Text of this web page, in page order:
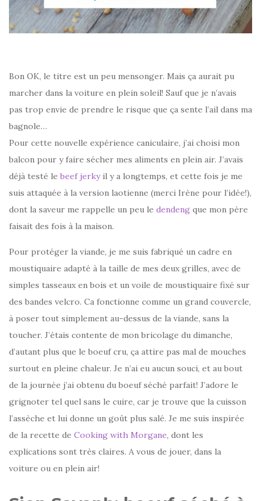
Bon OK, le titre est un peu mensonger. Mais ça aurait pu
marcher dans la voiture en plein soleil! Sauf que je n’avais
pas trop envie de prendre le risque que ça sente l’ail dans ma
bagnole…
Pour cette nouvelle expérience caniculaire, j’ai choisi mon
balcon pour y faire sécher mes aliments en plein air. J’avais
déjà testé le beef jerkyil y a longtemps, et cette fois je me
suis attaquée à la version laotienne (merci Irène pour l’idée!),
dont la saveur me rappelle un peu le dendeng que mon père
faisait des fois à la maison.
Pour protéger la viande, je me suis fabriqué un cadre en
moustiquaire adapté à la taille de mes deux grilles, avec de
simples tasseaux en bois et un voile de moustiquaire fixé sur
des bandes velcro. Ca fonctionne comme un grand couvercle,
à poser tout simplement au-dessus de la viande, sans la
toucher. J’étais contente de mon bricolage du dimanche,
d’autant plus que le boeuf cru, ça attire pas mal de mouches
surtout en pleine chaleur. Je n’ai eu aucun souci, et au bout
de la journée j’ai obtenu du boeuf séché parfait! J’adore le
grignoter tel quel sans le cuire, car je trouve que la cuisson
l’assèche et lui donne un goût plus salé. Je me suis inspirée
de la recette de Cooking with Morgane, dont les
explications sont très claires. A vous de jouer, dans la
voiture ou en plein air!